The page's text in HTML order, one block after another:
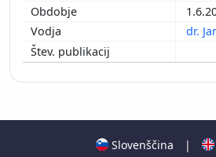
dr.
Slovenščina |